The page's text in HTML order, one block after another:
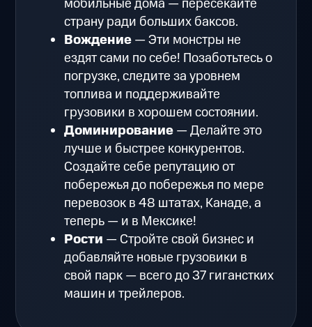
мобильные дома — пересекайте
страну ради больших баксов.
Вождение— Эти монстры не
ездят сами по себе! Позаботьтесь о
погрузке, следите за уровнем
топлива и поддерживайте
грузовики в хорошем состоянии.
Доминирование— Делайте это
лучше и быстрее конкурентов.
Создайте себе репутацию от
побережья до побережья по мере
перевозок в 48 штатах, Канаде, а
теперь — и в Мексике!
Рости — Стройте свой бизнес и
добавляйте новые грузовики в
свой парк — всего до 37 гиганстких
машин и трейлеров.